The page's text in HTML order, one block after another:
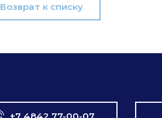
Возврат к списку
+7 4842 77-00-07